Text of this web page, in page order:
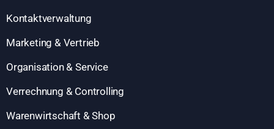
Kontaktverwaltung
Marketing & Vertrieb
Organisation & Service
Verrechnung & Controlling
Warenwirtschaft & Shop